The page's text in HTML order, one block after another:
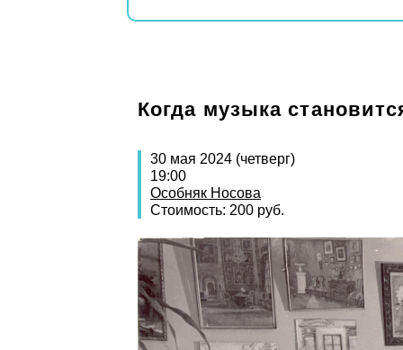
Когда музыка
30 мая 2024 (четверг)
19:00
Особняк Носова
Стоимость: 200 руб.